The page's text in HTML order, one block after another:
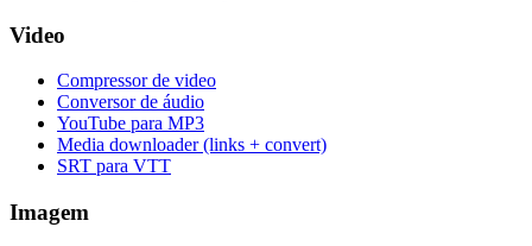
Video
Compressor de video
Conversor de áudio
YouTube para MP3
Media downloader (links + convert)
SRT para VTT
Imagem